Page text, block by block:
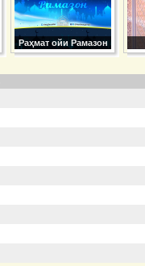
Раҳмат ойи Рамазон